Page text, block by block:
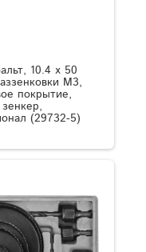
10.4 x 50
М3,
покрытие,
(29732-5)